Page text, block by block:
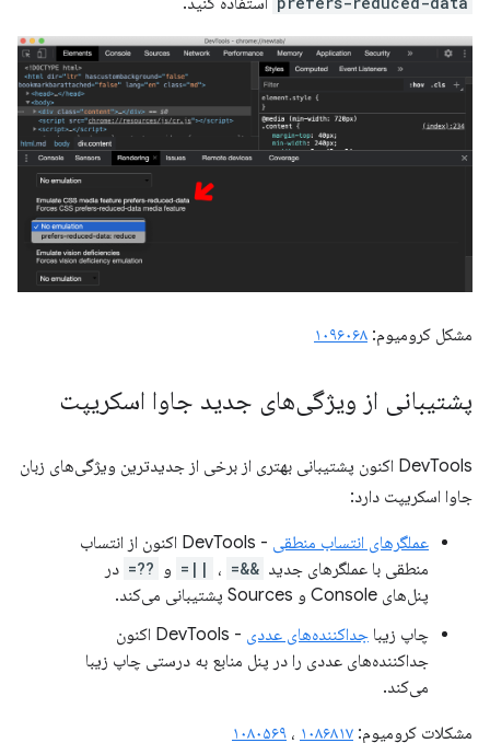
مشکل کرومیوم: ۱۰۹۶۰۶۸
پشتیبانی از ویژگی‌های جدید جاوا اسکریپت
DevTools اکنون پشتیبانی بهتری از برخی از جدیدترین ویژگی‌های زبان
جاوا اسکریپت دارد:
عملگرهای انتساب منطقی
- DevTools اکنون از انتساب
منطقی با عملگرهای جدید &&= ، ||= و ??= در
پنل‌های Console و Sources پشتیبانی می‌کند.
چاپ زیبا جداکننده‌های عددی
- DevTools اکنون
جداکننده‌های عددی را در پنل منابع به درستی چاپ زیبا
می‌کند.
مشکلات کرومیوم: ۱۰۸۶۸۱۷ ، ۱۰۸۰۵۶۹